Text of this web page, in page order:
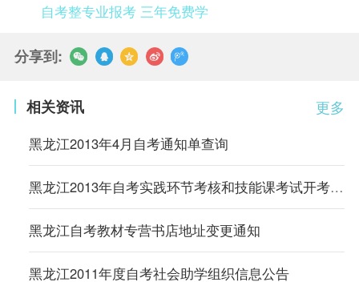
自考整专业报考 三年免费学
分享到:
更多
相关资讯
黑龙江2013年4月自考通知单查询
黑龙江2013年自考实践环节考核和技能课考试开考计划
黑龙江自考教材专营书店地址变更通知
黑龙江2011年度自考社会助学组织信息公告